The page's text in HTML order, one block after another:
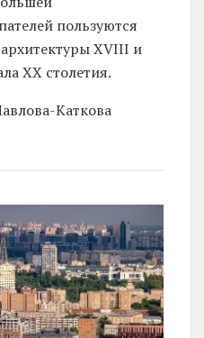
пользуются
XVIII и
XX столетия.
Каткова